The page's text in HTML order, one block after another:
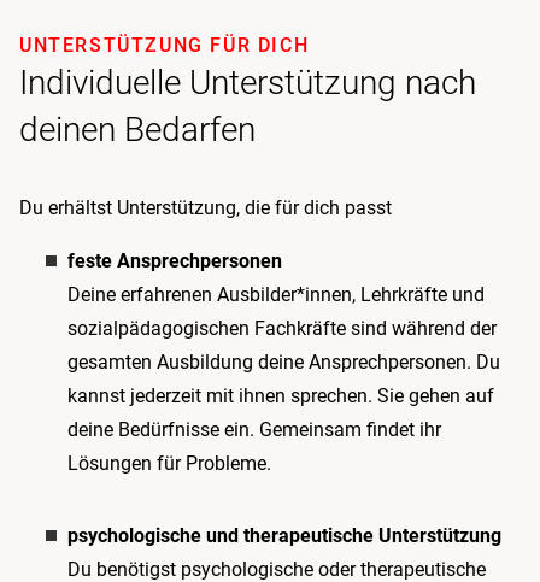
Individuelle Unterstützung nach
deinen Bedarfen
UNTERSTÜTZUNG FÜR DICH
Du erhältst Unterstützung, die für dich passt
feste Ansprechpersonen
Deine erfahrenen Ausbilder*innen, Lehrkräfte und
sozialpädagogischen Fachkräfte sind während der
gesamten Ausbildung deine Ansprechpersonen. Du
kannst jederzeit mit ihnen sprechen. Sie gehen auf
deine Bedürfnisse ein. Gemeinsam findet ihr
Lösungen für Probleme.
psychologische und therapeutische Unterstützung
Du benötigst psychologische oder therapeutische